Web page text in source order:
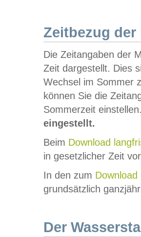
Zeitbezug der
Die Zeitangaben der
Zeit dargestellt. Dies
Wechsel im Sommer
können Sie die
Sommerzeit
eingestellt.
Beim Download
in gesetzlicher Zeit
In den zum Download
grundsätzlich
Der